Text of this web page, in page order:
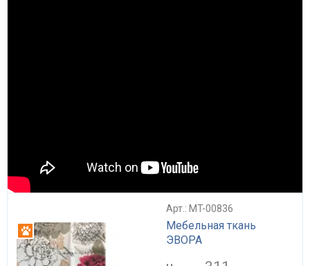
Арт.: MT-00836
Мебельная ткань
ЭВОРА
Антикоготь